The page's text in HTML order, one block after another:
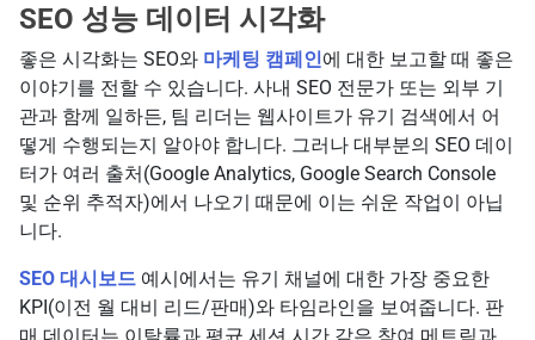
SEO 성능 데이터 시각화
좋은 시각화는 SEO와 마케팅 캠페인에 대한 보고할 때 좋은
이야기를 전할 수 있습니다. 사내 SEO 전문가 또는 외부 기
관과 함께 일하든, 팀 리더는 웹사이트가 유기 검색에서 어
떻게 수행되는지 알아야 합니다. 그러나 대부분의 SEO 데이
터가 여러 출처(Google Analytics, Google Search Console
및 순위 추적자)에서 나오기 때문에 이는 쉬운 작업이 아닙
니다.
SEO 대시보드 예시에서는 유기 채널에 대한 가장 중요한
KPI(이전 월 대비 리드/판매)와 타임라인을 보여줍니다. 판
매 데이터는 이탈률과 평균 세션 시간 같은 참여 메트릭과